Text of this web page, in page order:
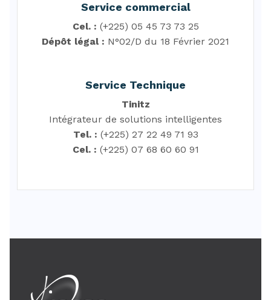
Service commercial
Cel. : (+225) 05 45 73 73 25
Dépôt légal : N°02/D du 18 Février 2021
Service Technique
Tinitz
Intégrateur de solutions intelligentes
Tel. : (+225) 27 22 49 71 93
Cel. : (+225) 07 68 60 60 91